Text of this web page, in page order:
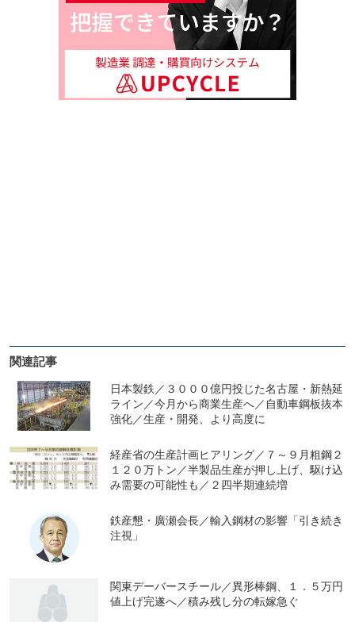
関連記事
日本製鉄／３０００億円投じた名古屋・新熱延
ライン／今月から商業生産へ／自動車鋼板抜本
強化／生産・開発、より高度に
経産省の生産計画ヒアリング／７～９月粗鋼２
１２０万トン／半製品生産が押し上げ、駆け込
み需要の可能性も／２四半期連続増
鉄産懇・廣瀬会長／輸入鋼材の影響「引き続き
注視」
関東デーバースチール／異形棒鋼、１．５万円
値上げ完遂へ／積み残し分の転嫁急ぐ